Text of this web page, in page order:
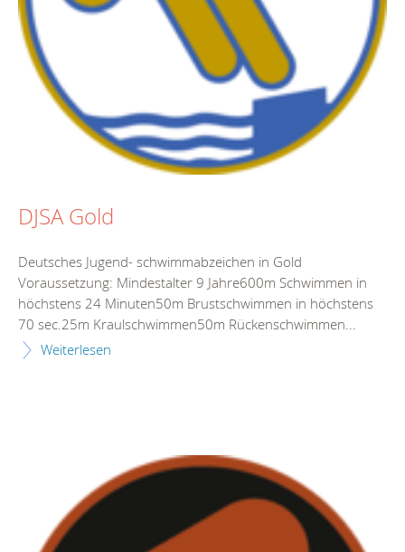
DJSA Gold
Deutsches Jugend- schwimmabzeichen in Gold
Voraussetzung: Mindestalter 9 Jahre600m Schwimmen in
höchstens 24 Minuten50m Brustschwimmen in höchstens
70 sec.25m Kraulschwimmen50m Rückenschwimmen...
Weiterlesen